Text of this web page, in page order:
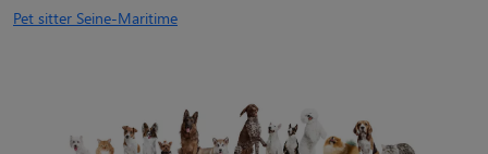
Pet sitter Seine-Maritime